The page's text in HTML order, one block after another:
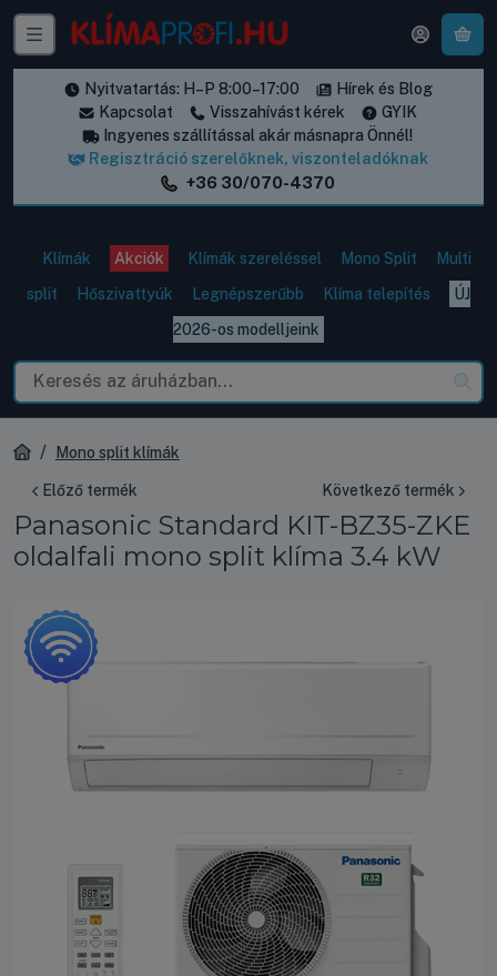
Nyitvatartás: H–P 8:00–17:00
Hírek és Blog
Kapcsolat
Visszahívást kérek
GYIK
Ingyenes szállítással akár másnapra Önnél!
Regisztráció szerelőknek, viszonteladóknak
+36 30/070-4370
Klímák Akciók Klímák szereléssel Mono Split
Multi
split
Hőszivattyúk Legnépszerűbb Klíma telepítés
ÚJ
2026-os modelljeink
Mono split klímák
Előző termék Következő termék
Panasonic Standard KIT-BZ35-ZKE
oldalfali mono split klíma 3.4 kW